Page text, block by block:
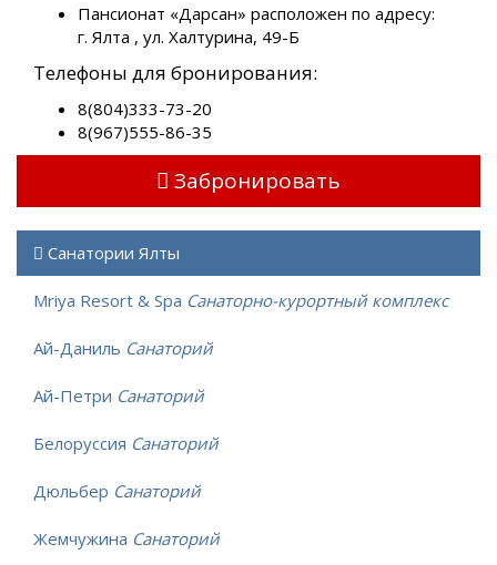
Пансионат «Дарсан» расположен по адресу:
г. Ялта , ул. Халтурина, 49-Б
Телефоны для бронирования:
8(804)333-73-20
8(967)555-86-35
Забронировать
Санатории Ялты
Mriya Resort & Spa Санаторно-курортный комплекс
Ай-Даниль Санаторий
Ай-Петри Санаторий
Белоруссия Санаторий
Дюльбер Санаторий
Жемчужина Санаторий